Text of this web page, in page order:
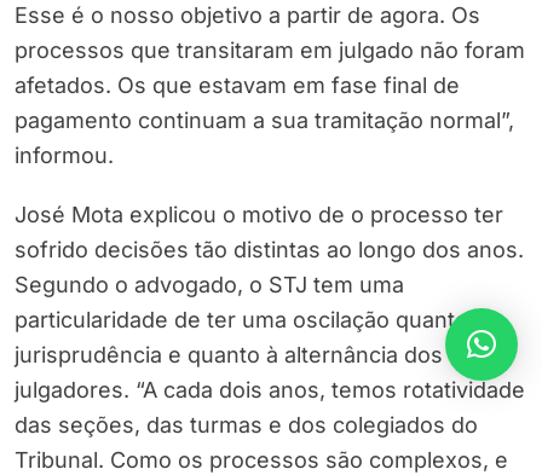
Esse é o nosso objetivo a partir de agora. Os
processos que transitaram em julgado não foram
afetados. Os que estavam em fase final de
pagamento continuam a sua tramitação normal”,
informou.
José Mota explicou o motivo de o processo ter
sofrido decisões tão distintas ao longo dos anos.
Segundo o advogado, o STJ tem uma
particularidade de ter uma oscilação quanto à
jurisprudência e quanto à alternância dos
julgadores. “A cada dois anos, temos rotatividade
das seções, das turmas e dos colegiados do
Tribunal. Como os processos são complexos, e